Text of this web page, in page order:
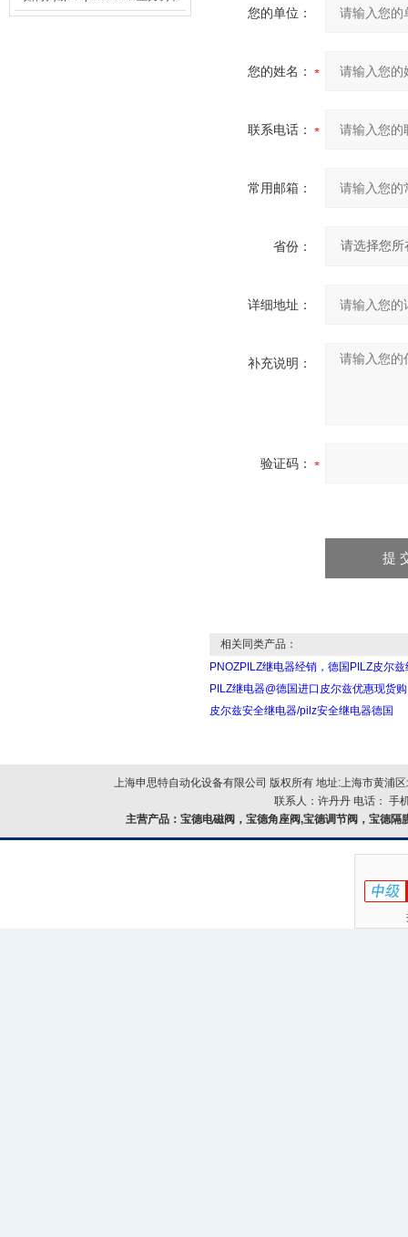
您的单位：
您的姓名：
联系电话：
常用邮箱：
省份：
详细地址：
补充说明：
验证码：
相关同类产品：
PNOZPILZ继电器经销，德国PILZ皮尔
PILZ继电器@德国进口皮尔兹优惠现货购
皮尔兹安全继电器/pilz安全继电器德国
上海申思特自动化设备有限公司 版权所有 地址:上海市黄浦
联系人：许丹丹 电话： 手
主营产品：宝德电磁阀，宝德角座阀,宝德调节阀，宝德